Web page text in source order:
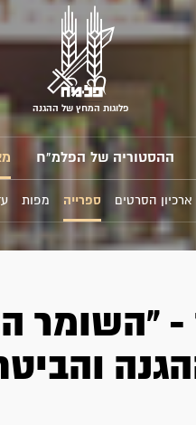
פלוגות המחץ של ההגנה
ההסטוריה של הפלמ"ח
ארכיון הסרטים ספרייה מפות
"השומר